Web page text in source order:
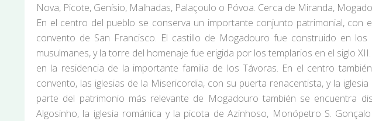
Nova, Picote, Genísio, Malhadas, Palaçoulo o Póvoa. Cerca de Miranda,
En el centro del pueblo se conserva un importante conjunto patrimonial, con
convento de San Francisco. El castillo de Mogadouro fue construido en
musulmanes, y la torre del homenaje fue erigida por los templarios en el siglo
en la residencia de la importante familia de los Távoras. En el centro
convento, las iglesias de la Misericordia, con su puerta renacentista, y la
parte del patrimonio más relevante de Mogadouro también se encuentra
Algosinho, la iglesia románica y la picota de Azinhoso, Monópetro S.